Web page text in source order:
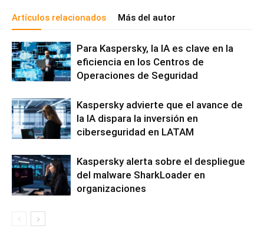
Artículos relacionados Más del autor
Para Kaspersky, la IA es clave en la
eficiencia en los Centros de
Operaciones de Seguridad
Kaspersky advierte que el avance de
la IA dispara la inversión en
ciberseguridad en LATAM
Kaspersky alerta sobre el despliegue
del malware SharkLoader en
organizaciones